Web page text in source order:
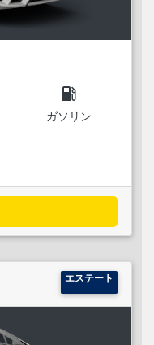
local_gas_station
ガソリン
エステート